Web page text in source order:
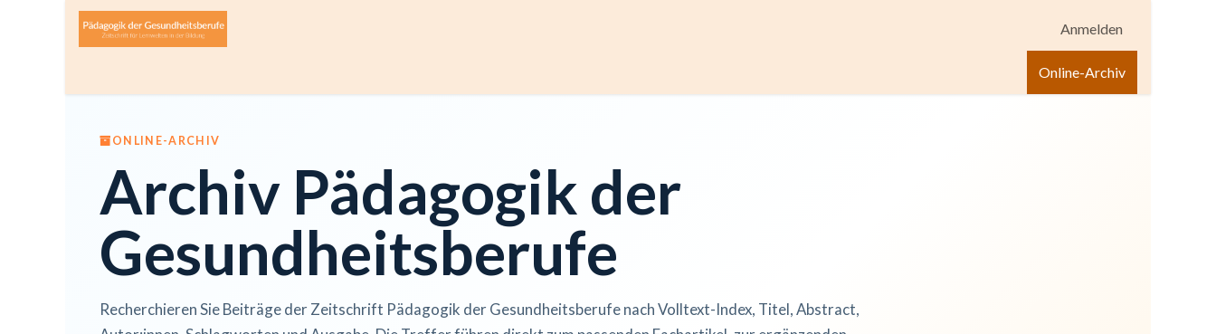
Zum Inhalt springen
Anmelden
Online-Archiv
ONLINE-ARCHIV
Archiv Pädagogik der
Gesundheitsberufe
Recherchieren Sie Beiträge der Zeitschrift Pädagogik der Gesundheitsberufe nach Volltext-Index, Titel, Abstract,